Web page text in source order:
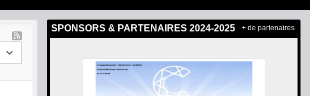
SPONSORS & PARTENAIRES 2024-2025 + de partenaires